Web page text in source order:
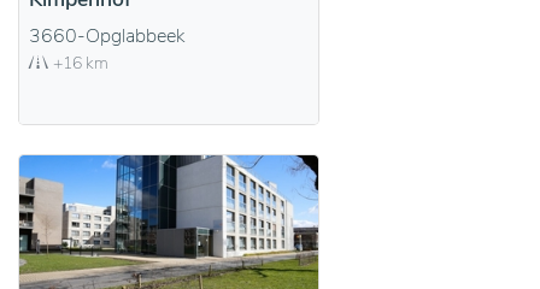
3660-Opglabbeek
+16 km